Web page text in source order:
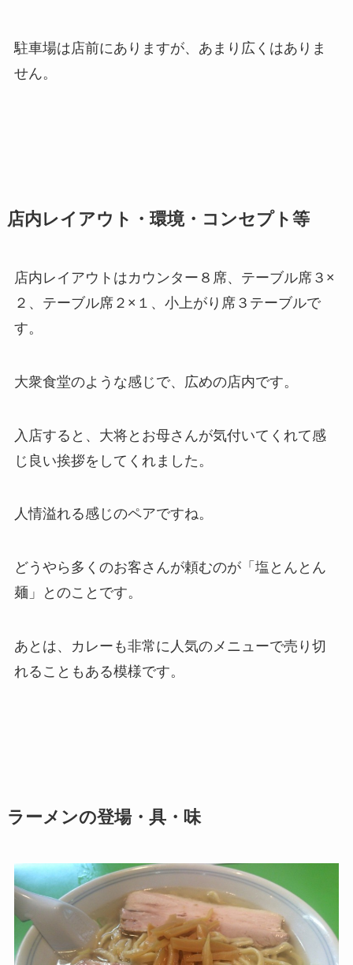
駐車場は店前にありますが、あまり広くはありま
せん。
店内レイアウト・環境・コンセプト等
店内レイアウトはカウンター８席、テーブル席３×
２、テーブル席２×１、小上がり席３テーブルで
す。
大衆食堂のような感じで、広めの店内です。
入店すると、大将とお母さんが気付いてくれて感
じ良い挨拶をしてくれました。
人情溢れる感じのペアですね。
どうやら多くのお客さんが頼むのが「塩とんとん
麺」とのことです。
あとは、カレーも非常に人気のメニューで売り切
れることもある模様です。
ラーメンの登場・具・味